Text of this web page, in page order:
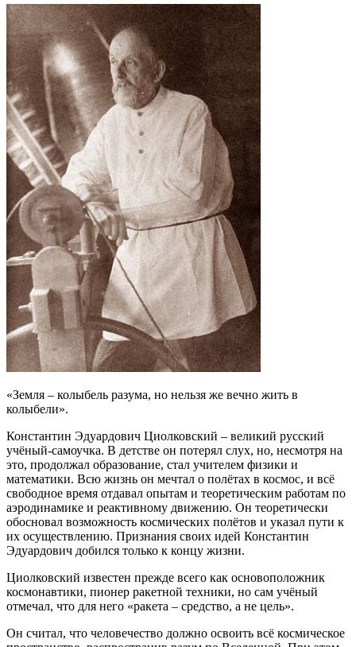
«Земля – колыбель разума, но нельзя же вечно жить в
колыбели».
Константин Эдуардович Циолковский – великий русский
учёный-самоучка. В детстве он потерял слух, но, несмотря на
это, продолжал образование, стал учителем физики и
математики. Всю жизнь он мечтал о полётах в космос, и всё
свободное время отдавал опытам и теоретическим работам по
аэродинамике и реактивному движению. Он теоретически
обосновал возможность космических полётов и указал пути к
их осуществлению. Признания своих идей Константин
Эдуардович добился только к концу жизни.
Циолковский известен прежде всего как основоположник
космонавтики, пионер ракетной техники, но сам учёный
отмечал, что для него «ракета – средство, а не цель».
Он считал, что человечество должно освоить всё космическое